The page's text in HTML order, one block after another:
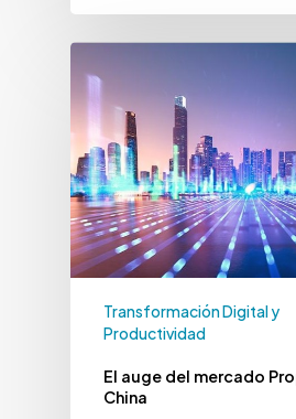
Transformación Digital y
Productividad
El auge del mercado
China